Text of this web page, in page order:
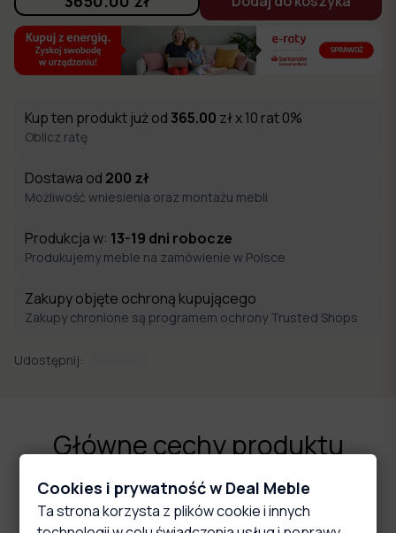
Kup ten produkt już od 365.00 zł x 10 rat 0%
Oblicz ratę
Dostawa od 200 zł
Możliwość wniesienia oraz montażu mebli
Produkcja w: 13-19 dni robocze
Produkujemy meble na zamówienie w Polsce
Zakupy objęte ochroną kupującego
Zakupy chronione są programem ochrony Trusted Shops
Udostępnij:
Główne cechy produktu
Cookies i prywatność w Deal Meble
Ta strona korzysta z plików cookie i innych